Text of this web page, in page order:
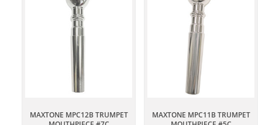
MAXTONE MPC12B TRUMPET
MAXTONE MPC11B TRUMPET